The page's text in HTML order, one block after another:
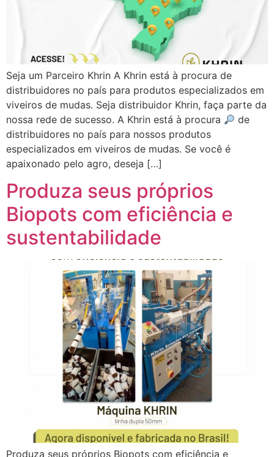
Seja um Parceiro Khrin A Khrin está à procura de
distribuidores no país para produtos especializados em
viveiros de mudas. Seja distribuidor Khrin, faça parte da
nossa rede de sucesso. A Khrin está à procura
de
distribuidores no país para nossos produtos
especializados em viveiros de mudas. Se você é
apaixonado pelo agro, deseja […]
Produza seus próprios
Biopots com eficiência e
sustentabilidade
Produza seus próprios Biopots com eficiência e